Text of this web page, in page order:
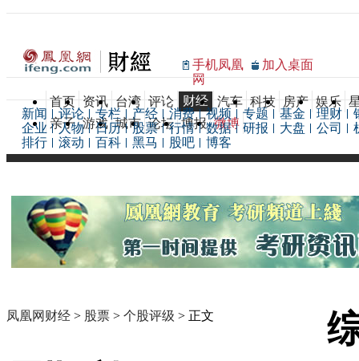
手机凤凰
网
加入桌面
首页 资讯 台湾 评论 财经 汽车 科技 房产 娱乐
亲子 游戏 城市 论坛 博报 微博
新闻 评论 专栏 产经 消费 视频 专题 基金 理财
企业
人物 日历 股票 行情 数据 研报 大盘 公司
排行
滚动 百科 黑马 股吧 博客
凤凰网财经 > 股票 > 个股评级 > 正文